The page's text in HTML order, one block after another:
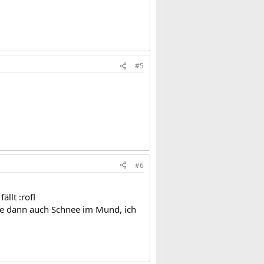
#5
#6
fällt :rofl
auch Schnee im Mund, ich